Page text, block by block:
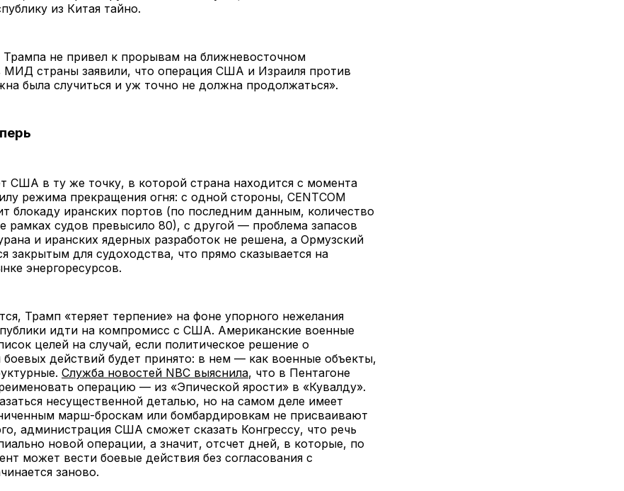
из Китая тайно.
не привел к прорывам на ближневосточном
МИД страны заявили, что операция США и Израиля против
была случиться и уж точно не должна продолжаться».
США в ту же точку, в которой страна находится с момента
режима прекращения огня: с одной стороны, CENTCOM
блокаду иранских портов (по последним данным, количество
рамках судов превысило 80), с другой — проблема запасов
и иранских ядерных разработок не решена, а Ормузский
закрытым для судоходства, что прямо сказывается на
энергоресурсов.
Трамп «теряет терпение» на фоне упорного нежелания
идти на компромисс с США. Американские военные
целей на случай, если политическое решение о
боевых действий будет принято: в нем — как военные объекты,
Служба новостей NBC выяснила, что в Пентагоне
операцию — из «Эпической ярости» в «Кувалду».
несущественной деталью, но на самом деле имеет
марш-броскам или бомбардировкам не присваивают
администрация США сможет сказать Конгрессу, что речь
новой операции, а значит, отсчет дней, в которые, по
может вести боевые действия без согласования с
заново.